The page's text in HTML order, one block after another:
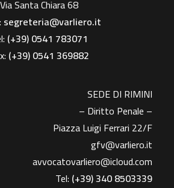
Via Santa Chiara 68
segreteria@varliero.it
(+39) 0541 783071
(+39)0541 369882
SEDE DI RIMINI
– Diritto Penale –
Piazza Luigi Ferrari 22/F
gfv@varliero.it
avvocatovarliero@icloud.com
Tel: (+39) 340 8503339